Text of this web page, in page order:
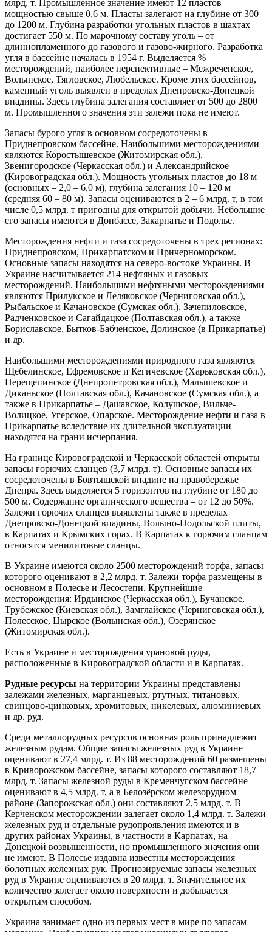
млрд. т. Промышленное значение имеют 12 пластов
мощностью свыше 0,6 м. Пласты залегают на глубине от 300
до 1200 м. Глубина разработки угольных пластов в шахтах
достигает 550 м. По марочному составу уголь – от
длиннопламенного до газового и газово-жирного. Разработка
угля в бассейне началась в 1954 г. Выделяется %
месторождений, наиболее перспективные – Межреченское,
Волынское, Тягловское, Любельское. Кроме этих бассейнов,
каменный уголь выявлен в пределах Днепровско-Донецкой
впадины. Здесь глубина залегания составляет от 500 до 2800
м. Промышленного значения эти залежи пока не имеют.
Запасы бурого угля в основном сосредоточены в
Приднепровском бассейне. Наибольшими месторождениями
являются Коростышевское (Житомирская обл.),
Звенигородское (Черкасская обл.) и Александрийское
(Кировоградская обл.). Мощность угольных пластов до 18 м
(основных – 2,0 – 6,0 м), глубина залегания 10 – 120 м
(средняя 60 – 80 м). Запасы оцениваются в 2 – 6 млрд. т, в том
числе 0,5 млрд. т пригодны для открытой добычи. Небольшие
его запасы имеются в Донбассе, Закарпатье и Подолье.
Месторождения нефти и газа сосредоточены в трех регионах:
Приднепровском, Прикарпатском и Причерноморском.
Основные запасы находятся на северо-востоке Украины. В
Украине насчитывается 214 нефтяных и газовых
месторождений. Наибольшими нефтяными месторождениями
являются Прилукское и Леляковское (Черниговская обл.),
Рыбальское и Качановское (Сумская обл.), Зачепиловское,
Радченковское и Сагайдацкое (Полтавская обл.), а также
Бориславское, Бытков-Бабченское, Долинское (в Прикарпатье)
и др.
Наибольшими месторождениями природного газа являются
Щебелинское, Ефремовское и Кегичевское (Харьковская обл.),
Перещепинское (Днепропетровская обл.), Малышевское и
Диканьское (Полтавская обл.), Качановское (Сумская обл.), а
также в Прикарпатье – Дашавское, Колушское, Вильче-
Волицкое, Угерское, Опарское. Месторождение нефти и газа в
Прикарпатье вследствие их длительной эксплуатации
находятся на грани исчерпания.
На границе Кировоградской и Черкасской областей открыты
запасы горючих сланцев (3,7 млрд. т). Основные запасы их
сосредоточены в Бовтышской впадине на правобережье
Днепра. Здесь выделяется 5 горизонтов на глубине от 180 до
500 м. Содержание органического вещества – от 12 до 50%.
Залежи горючих сланцев выявлены также в пределах
Днепровско-Донецкой впадины, Волыно-Подольской плиты,
в Карпатах и Крымских горах. В Карпатах к горючим сланцам
относятся менилитовые сланцы.
В Украине имеются около 2500 месторождений торфа, запасы
которого оценивают в 2,2 млрд. т. Залежи торфа размещены в
основном в Полесье и Лесостепи. Крупнейшие
месторождения: Ирдынское (Черкасская обл.), Бучанское,
Трубежское (Киевская обл.), Замглайское (Черниговская обл.),
Полесское, Цырское (Волынская обл.), Озерянское
(Житомирская обл.).
Есть в Украине и месторождения урановой руды,
расположенные в Кировоградской области и в Карпатах.
Рудные ресурсы на территории Украины представлены
залежами железных, марганцевых, ртутных, титановых,
свинцово-цинковых, хромитовых, никелевых, алюминиевых
и др. руд.
Среди металлорудных ресурсов основная роль принадлежит
железным рудам. Общие запасы железных руд в Украине
оценивают в 27,4 млрд. т. Из 88 месторождений 60 размещены
в Криворожском бассейне, запасы которого составляют 18,7
млрд. т. Запасы железной руды в Кременчугском бассейне
оценивают в 4,5 млрд. т, а в Белозёрском железорудном
районе (Запорожская обл.) они составляют 2,5 млрд. т. В
Керченском месторождении залегает около 1,4 млрд. т. Залежи
железных руд и отдельные рудопроявления имеются и в
других районах Украины, в частности в Карпатах, на
Донецкой возвышенности, но промышленного значения они
не имеют. В Полесье издавна известны месторождения
болотных железных рук. Прогнозируемые запасы железных
руд в Украине оцениваются в 20 млрд. т. Значительное их
количество залегает около поверхности и добывается
открытым способом.
Украина занимает одно из первых мест в мире по запасам